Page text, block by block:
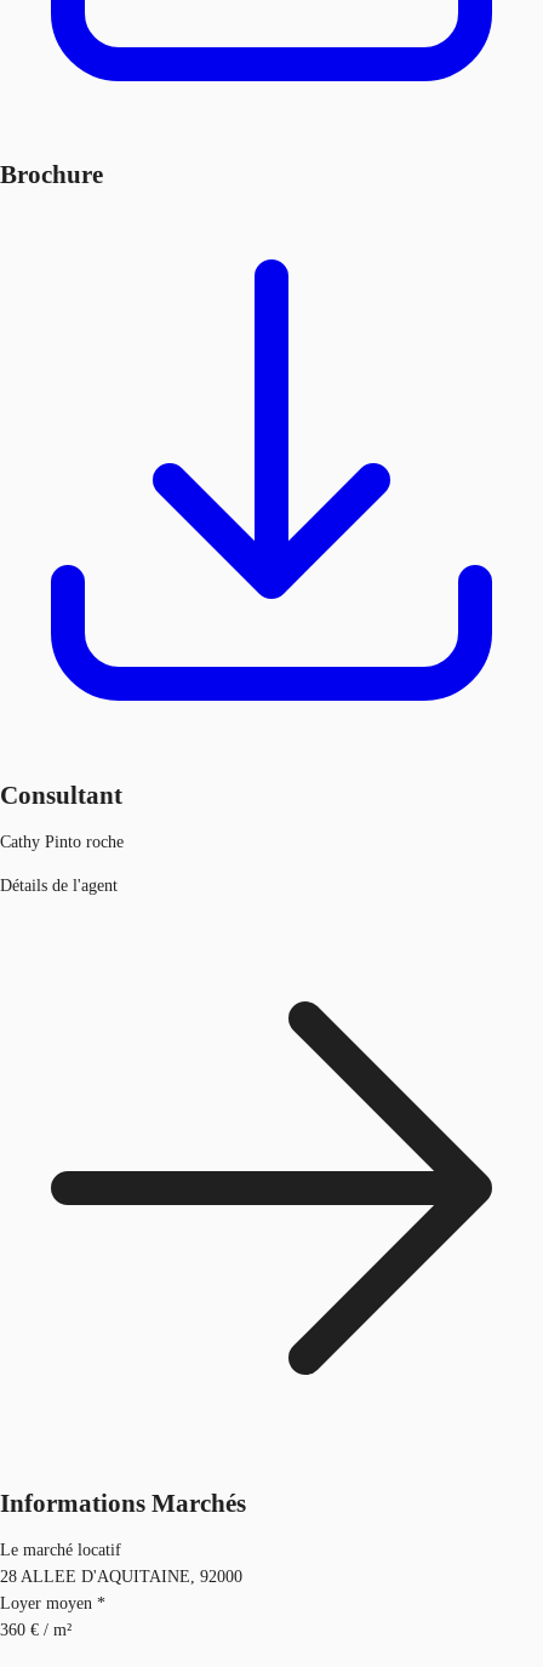
Brochure
Consultant
Cathy Pinto roche
Détails de l'agent
Informations Marchés
Le marché locatif
28 ALLEE D'AQUITAINE, 92000
Loyer moyen *
360 € / m²